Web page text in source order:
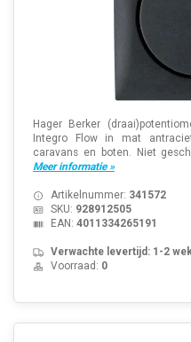
Hager Berker
Integro Flow in mat
caravans en boten. Niet
Meer informatie »
Artikelnummer: 341572
SKU: 928912505
EAN: 4011334265191
Verwachte levertijd: 1-2
Voorraad: 0